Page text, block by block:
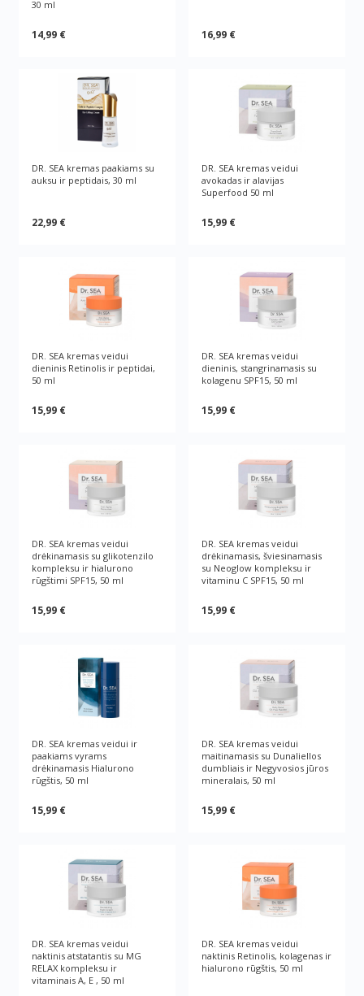
30 ml
14,99 € 16,99 €
DR. SEA kremas paakiams su
auksu ir peptidais, 30 ml
22,99 €
DR. SEA kremas veidui
avokadas ir alavijas
Superfood 50 ml
15,99 €
DR. SEA kremas veidui
dieninis Retinolis ir peptidai,
50 ml
15,99 €
DR. SEA kremas veidui
dieninis, stangrinamasis su
kolagenu SPF15, 50 ml
15,99 €
DR. SEA kremas veidui
drėkinamasis su glikotenzilo
kompleksu ir hialurono
rūgštimi SPF15, 50 ml
15,99 €
DR. SEA kremas veidui
drėkinamasis, šviesinamasis
su Neoglow kompleksu ir
vitaminu C SPF15, 50 ml
15,99 €
DR. SEA kremas veidui ir
paakiams vyrams
drėkinamasis Hialurono
rūgštis, 50 ml
15,99 €
DR. SEA kremas veidui
maitinamasis su Dunaliellos
dumbliais ir Negyvosios jūros
mineralais, 50 ml
15,99 €
DR. SEA kremas veidui
naktinis atstatantis su MG
RELAX kompleksu ir
vitaminais A, E , 50 ml
DR. SEA kremas veidui
naktinis Retinolis, kolagenas ir
hialurono rūgštis, 50 ml